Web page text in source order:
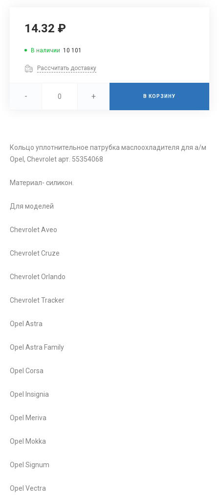
14.32 ₽
В наличии 10 101
Рассчитать доставку
- + В КОРЗИНУ
Кольцо уплотнительное патрубка маслоохладителя для а/м
Opel, Chevrolet арт. 55354068
Материал- силикон.
Для моделей
Chevrolet Aveo
Chevrolet Cruze
Chevrolet Orlando
Chevrolet Tracker
Opel Astra
Opel Astra Family
Opel Corsa
Opel Insignia
Opel Meriva
Opel Mokka
Opel Signum
Opel Vectra